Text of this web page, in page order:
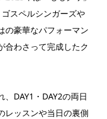
スペルシンガーズや
の豪華なパフォーマン
合わさって完成したク
DAY1・DAY2の両日
レッスンや当日の裏側